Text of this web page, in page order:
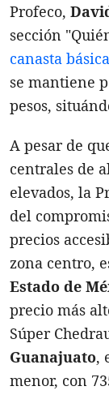
Profeco,
sección
canasta básica
se mantiene
pesos,
A pesar de
centrales de
elevados, la
del
precios
zona centro,
Estado de
precio más
Súper
Guanajuato,
menor, con